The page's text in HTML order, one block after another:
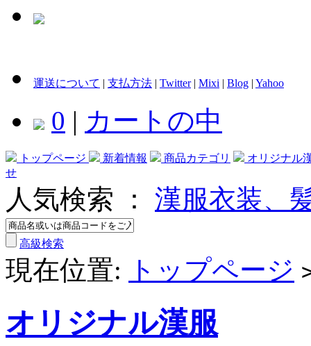
運送について | 支払方法 | Twitter| Mixi | Blog | Yahoo
0 | カートの中
トップページ 新着情報 商品カテゴリ
オリジナル
せ
人気検索 ： 漢服衣装、
高級検索
現在位置: トップページ
オリジナル漢服